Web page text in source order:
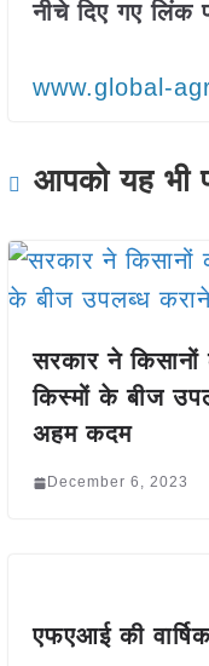
नीचे दिए गए लिंक
www.global-
आपको यह
सरकार ने
किस्मों के बीज
अहम कदम
December 6, 2023
एफएआई की